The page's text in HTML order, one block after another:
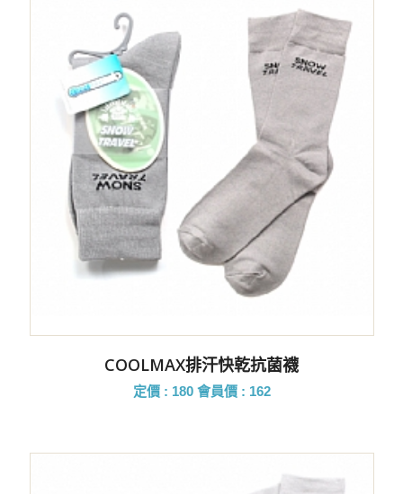
COOLMAX排汗快乾抗菌襪
定價 : 180 會員價 : 162